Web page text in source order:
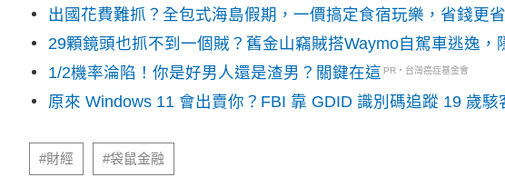
出國花費難抓？全包式海島假期，一價搞定食宿玩樂，省錢更省
29顆鏡頭也抓不到一個賊？舊金山竊賊搭Waymo自駕車逃逸
1/2機率淪陷！你是好男人還是渣男？關鍵在這 PR・台灣癌症基金會
原來 Windows 11 會出賣你？FBI 靠 GDID 識別碼追蹤 19 歲
#財經 #袋鼠金融